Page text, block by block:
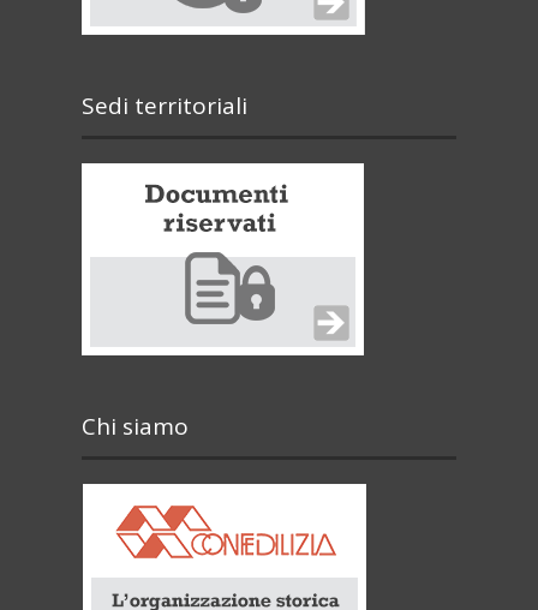
Sedi territoriali
Chi siamo